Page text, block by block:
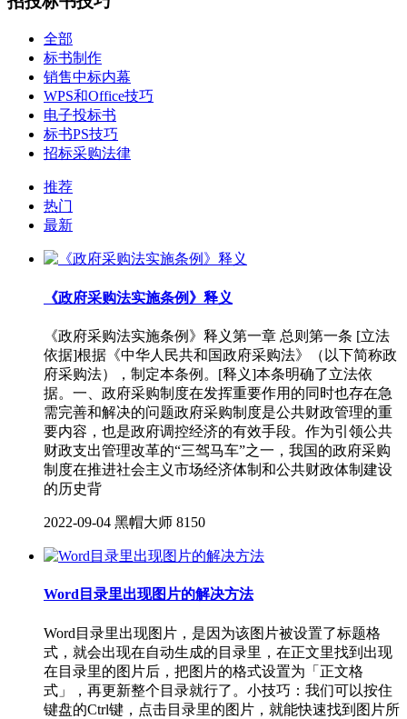
全部
标书制作
销售中标内幕
WPS和Office技巧
电子投标书
标书PS技巧
招标采购法律
推荐
热门
最新
《政府采购法实施条例》释义
《政府采购法实施条例》释义第一章 总则第一条 [立法
依据]根据《中华人民共和国政府采购法》（以下简称政
府采购法），制定本条例。[释义]本条明确了立法依
据。一、政府采购制度在发挥重要作用的同时也存在急
需完善和解决的问题政府采购制度是公共财政管理的重
要内容，也是政府调控经济的有效手段。作为引领公共
财政支出管理改革的“三驾马车”之一，我国的政府采购
制度在推进社会主义市场经济体制和公共财政体制建设
的历史背
2022-09-04 黑帽大师 8150
Word目录里出现图片的解决方法
Word目录里出现图片，是因为该图片被设置了标题格
式，就会出现在自动生成的目录里，在正文里找到出现
在目录里的图片后，把图片的格式设置为「正文格
式」，再更新整个目录就行了。小技巧：我们可以按住
键盘的Ctrl键，点击目录里的图片，就能快速找到图片所